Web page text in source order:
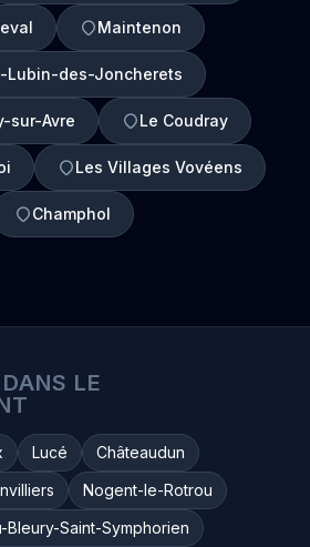
Maintenon
Lubin-des-Joncherets
sur-Avre Le Coudray
Les Villages Vovéens
Champhol
LE
Lucé
Châteaudun
Nogent-le-Rotrou
Bleury-Saint-Symphorien